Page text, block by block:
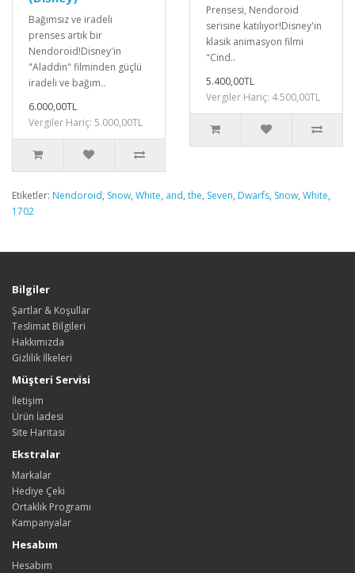
Bağımsız ve iradeli
prenses artık bir
Nendoroid!Disney'in
"Aladdin" filminden güçlü
iradeli ve bağım..
6.000,00TL
Vergiler Hariç: 5.000,00TL
Prensesi, Nendoroid
serisine katılıyor!Disney'in
klasik animasyon filmi
"Cind..
5.400,00TL
Vergiler Hariç: 4.500,00TL
Etiketler: Nendoroid, Snow, White, and, the, Seven, Dwarfs, Snow, White,
1702
Bilgiler
Şartlar & Koşullar
Teslimat Bilgileri
Hakkımızda
Gizlilik İlkeleri
Müşteri Servisi
İletişim
Ürün İadesi
Site Haritası
Ekstralar
Markalar
Hediye Çeki
Ortaklık Programı
Kampanyalar
Hesabım
Hesabım